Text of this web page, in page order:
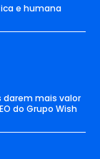
e humana
darem mais valor
do Grupo Wish